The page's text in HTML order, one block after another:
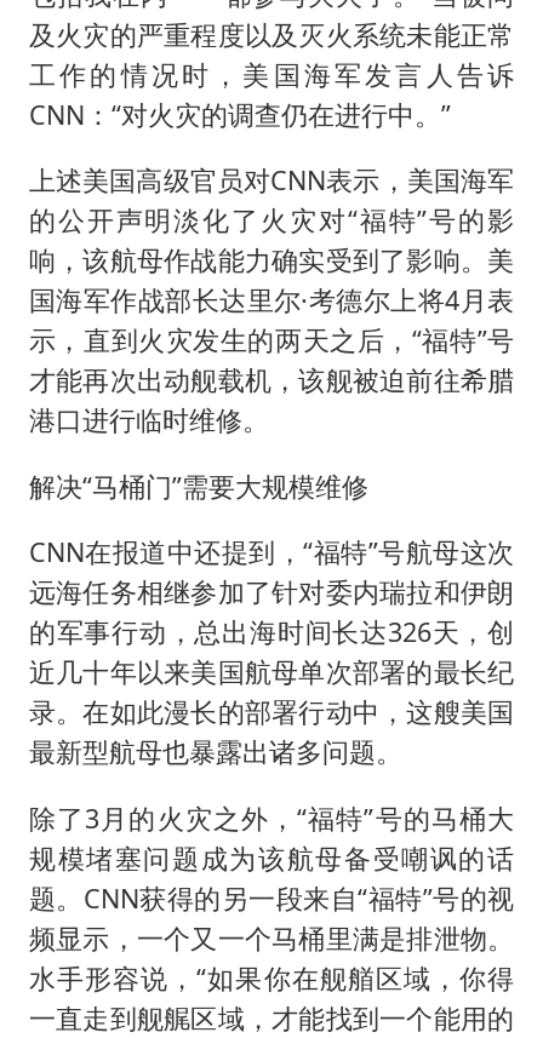
及火灾的严重程度以及灭火系统未能正常
工作的情况时，美国海军发言人告诉
CNN：“对火灾的调查仍在进行中。”
上述美国高级官员对CNN表示，美国海军
的公开声明淡化了火灾对“福特”号的影
响，该航母作战能力确实受到了影响。美
国海军作战部长达里尔·考德尔上将4月表
示，直到火灾发生的两天之后，“福特”号
才能再次出动舰载机，该舰被迫前往希腊
港口进行临时维修。
解决“马桶门”需要大规模维修
CNN在报道中还提到，“福特”号航母这次
远海任务相继参加了针对委内瑞拉和伊朗
的军事行动，总出海时间长达326天，创
近几十年以来美国航母单次部署的最长纪
录。在如此漫长的部署行动中，这艘美国
最新型航母也暴露出诸多问题。
除了3月的火灾之外，“福特”号的马桶大
规模堵塞问题成为该航母备受嘲讽的话
题。CNN获得的另一段来自“福特”号的视
频显示，一个又一个马桶里满是排泄物。
水手形容说，“如果你在舰艏区域，你得
一直走到舰艉区域，才能找到一个能用的